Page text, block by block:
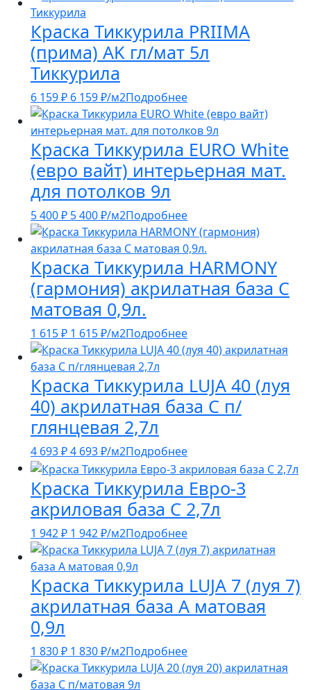
Краска Тиккурила PRIIMA
(прима) AK гл/мат 5л
Тиккурила
6 159₽ 6 159₽/м2Подробнее
Краска Тиккурила EURO White
(евро вайт) интерьерная мат.
для потолков 9л
5 400₽ 5 400₽/м2Подробнее
Краска Тиккурила HARMONY
(гармония) акрилатная база С
матовая 0,9л.
1 615₽ 1 615₽/м2Подробнее
Краска Тиккурила LUJA 40 (луя
40) акрилатная база С п/
глянцевая 2,7л
4 693₽4 693₽/м2Подробнее
Краска Тиккурила Евро-3
акриловая база С 2,7л
1 942₽ 1 942₽/м2Подробнее
Краска Тиккурила LUJA 7 (луя 7)
акрилатная база А матовая
0,9л
1 830₽ 1 830₽/м2Подробнее